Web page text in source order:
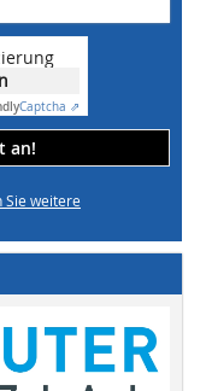
Captcha ⇗
an!
Sie weitere